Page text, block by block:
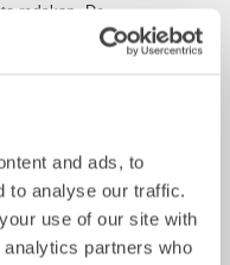
and ads, to
to analyse our traffic.
use of our site with
partners who
redskap. De
och
av de två minsta
med alla
levereras
eller Front Pin
som
oavsett om de är